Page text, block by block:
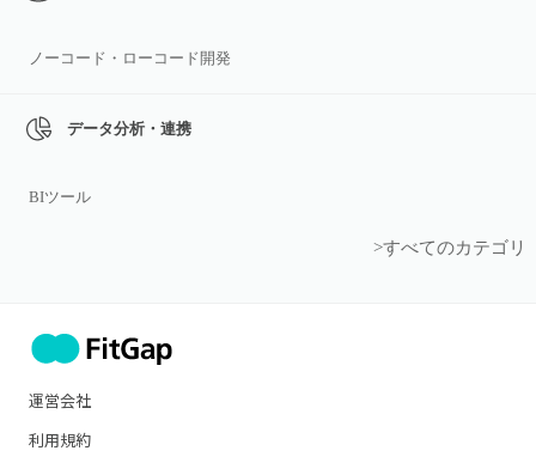
ノーコード・ローコード開発
データ分析・連携
BIツール
>すべてのカテゴリ
運営会社
利用規約